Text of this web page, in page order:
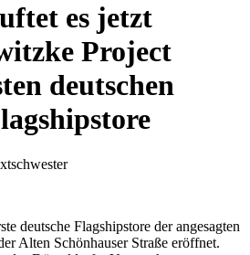
es jetzt
Project
deutschen
deutsche Flagshipstore der angesagten
Alten Schönhauser Straße eröffnet.